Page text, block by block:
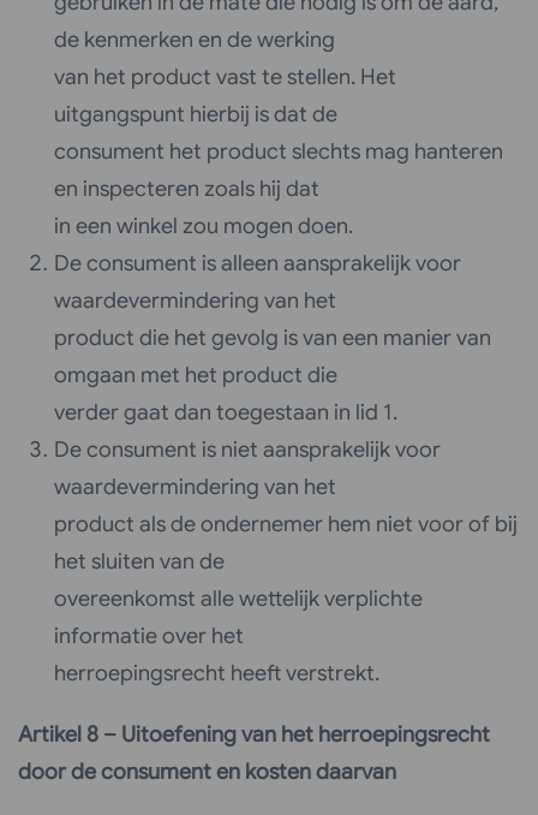
de kenmerken en de werking
van het product vast te stellen. Het
uitgangspunt hierbij is dat de
consument het product slechts mag hanteren
en inspecteren zoals hij dat
in een winkel zou mogen doen.
De consument is alleen aansprakelijk voor
waardevermindering van het
product die het gevolg is van een manier van
omgaan met het product die
verder gaat dan toegestaan in lid 1.
De consument is niet aansprakelijk voor
waardevermindering van het
product als de ondernemer hem niet voor of bij
het sluiten van de
overeenkomst alle wettelijk verplichte
informatie over het
herroepingsrecht heeft verstrekt.
Artikel 8 – Uitoefening van het herroepingsrecht
door de consument en kosten daarvan